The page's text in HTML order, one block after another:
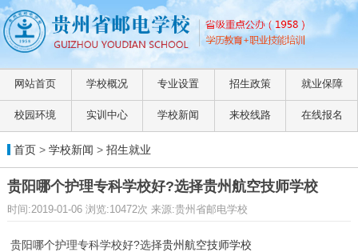
网站首页 学校概况 专业设置 招生政策 就业保障
校园环境 实训中心 学校新闻 来校线路 在线报名
首页> 学校新闻 > 招生就业
贵阳哪个护理专科学校好?选择贵州航空技师学校
时间:2019-01-06 浏览:10472次 来源:贵州省邮电学校
贵阳哪个护理专科学校好?选择贵州航空技师学校